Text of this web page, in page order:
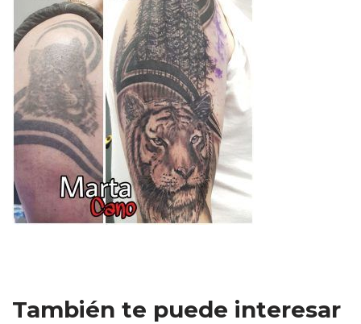
También te puede interesar